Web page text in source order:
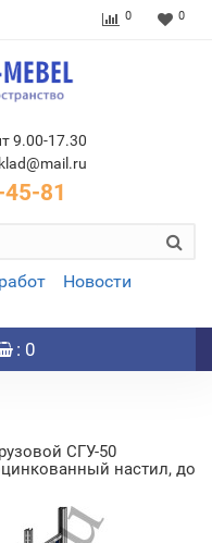
0 0
9.00-17.30
81
Новости
: 0
СГУ-50
настил, до